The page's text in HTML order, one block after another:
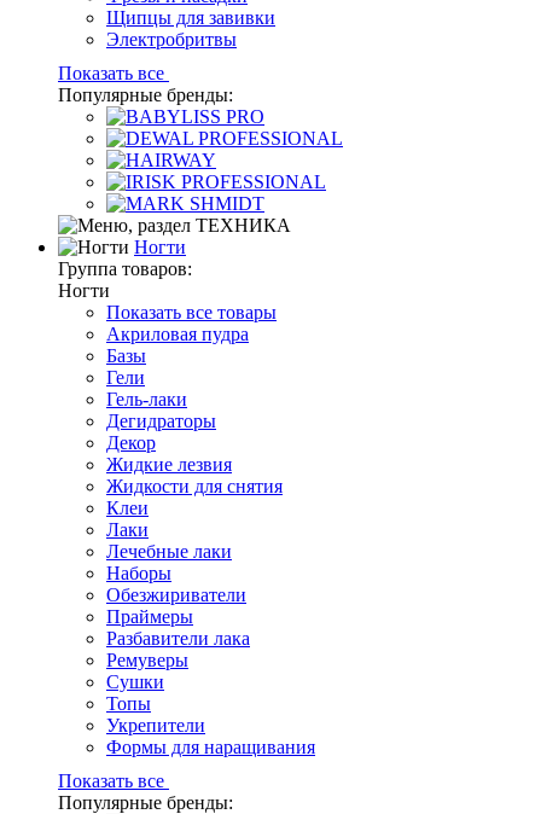
Щипцы для завивки
Электробритвы
Показать все
Популярные бренды:
Ногти
Группа товаров:
Ногти
Показать все товары
Акриловая пудра
Базы
Гели
Гель-лаки
Дегидраторы
Декор
Жидкие лезвия
Жидкости для снятия
Клеи
Лаки
Лечебные лаки
Наборы
Обезжириватели
Праймеры
Разбавители лака
Ремуверы
Сушки
Топы
Укрепители
Формы для наращивания
Показать все
Популярные бренды: